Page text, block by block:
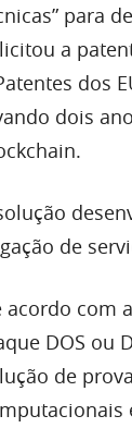
para
a
dos
dois
de
acordo com
DOS ou
de